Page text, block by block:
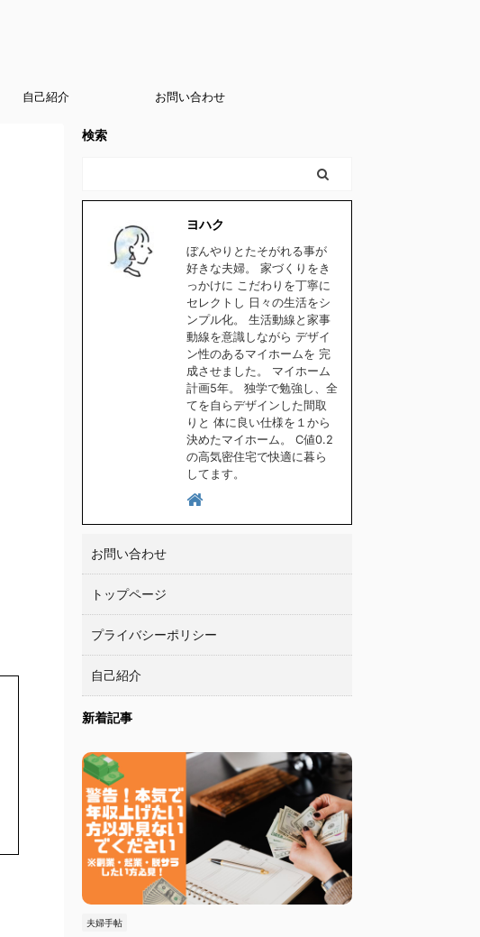
自己紹介 お問い合わせ
検索
ヨハク
ぼんやりとたそがれる事が
好きな夫婦。 家づくりをき
っかけに こだわりを丁寧に
セレクトし 日々の生活をシ
ンプル化。 生活動線と家事
動線を意識しながら デザイ
ン性のあるマイホームを 完
成させました。 マイホーム
計画5年。 独学で勉強し、全
てを自らデザインした間取
りと 体に良い仕様を１から
決めたマイホーム。 C値0.2
の高気密住宅で快適に暮ら
してます。
お問い合わせ
トップページ
プライバシーポリシー
自己紹介
新着記事
夫婦手帖